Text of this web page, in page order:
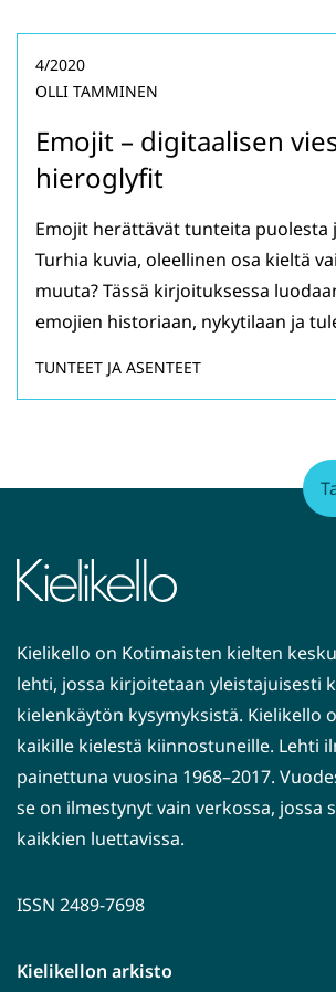
Emojit – digitaalisen
hieroglyfit
4/2020
OLLI TAMMINEN
Emojit herättävät tunteita puolesta
Turhia kuvia, oleellinen osa kieltä
muuta? Tässä kirjoituksessa
emojien historiaan, nykytilaan ja
TUNTEET JA ASENTEET
Kielikello on Kotimaisten kielten
lehti, jossa kirjoitetaan yleistajuisesti
kielenkäytön kysymyksistä. Kielikello
kaikille kielestä kiinnostuneille. Lehti
painettuna vuosina 1968–2017.
se on ilmestynyt vain verkossa, jossa
kaikkien luettavissa.
ISSN 2489-7698
Kielikellon arkisto